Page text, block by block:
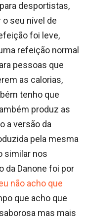
desportistas,
seu nível de
foi leve,
refeição normal
pessoas que
as calorias,
tenho que
produz as
a versão da
pela mesma
similar nos
da Danone foi por
não acho que
que acho que
mas mais